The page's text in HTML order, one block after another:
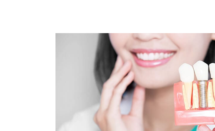
Tillfällig krona:
Medan en permanent helkeramisk
för att skydda den preparerade tanden
Crown Fabrication:
I ett tandtekniskt laboratorium